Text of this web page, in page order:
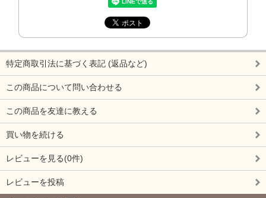
特定商取引法に基づく表記 (返品など)
この商品について問い合わせる
この商品を友達に教える
買い物を続ける
レビューを見る(0件)
レビューを投稿